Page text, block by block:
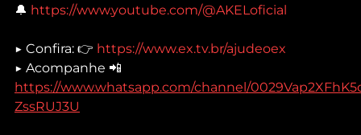
🔔 https://www.youtube.com/@AKELoficial
▶ Confira: 👉 https://www.ex.tv.br/ajudeoex
▶ Acompanhe 📲
https://www.whatsapp.com/channel/
ZssRUJ3U